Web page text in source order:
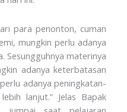
para penonton, cuman
mungkin perlu adanya
Sesungguhnya materinya
adanya keterbatasan
adanya peningkatan-
lanjut.” Jelas Bapak